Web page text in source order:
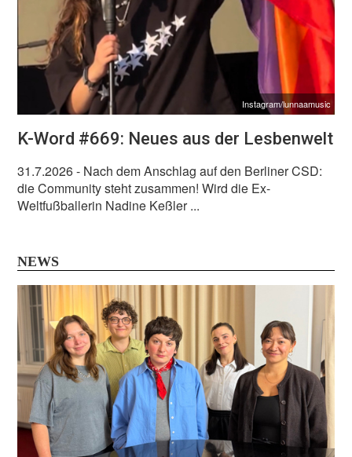
Instagram/lunnaamusic
K-Word #669: Neues aus der Lesbenwelt
31.7.2026- Nach dem Anschlag auf den Berliner CSD:
die Community steht zusammen! Wird die Ex-
Weltfußballerin Nadine Keßler ...
NEWS